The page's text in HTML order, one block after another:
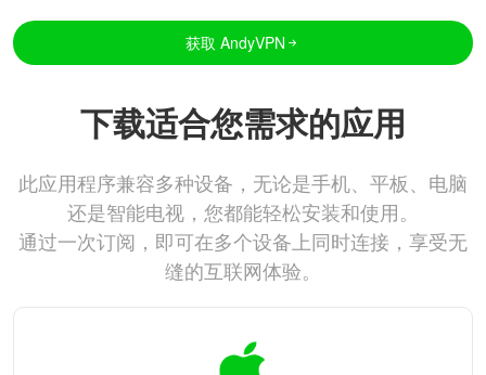
获取 AndyVPN
下载适合您需求的应用
此应用程序兼容多种设备，无论是手机、平板、电脑
还是智能电视，您都能轻松安装和使用。
通过一次订阅，即可在多个设备上同时连接，享受无
缝的互联网体验。